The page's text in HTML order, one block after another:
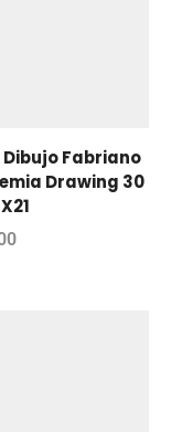
Dibujo Fabriano
Drawing 30